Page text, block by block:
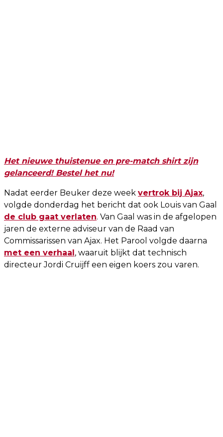
Het nieuwe thuistenue en pre-match shirt zijn
gelanceerd! Bestel het nu!
Nadat eerder Beuker deze week vertrok bij Ajax,
volgde donderdag het bericht dat ook Louis van Gaal
de club gaat verlaten. Van Gaal was in de afgelopen
jaren de externe adviseur van de Raad van
Commissarissen van Ajax. Het Parool volgde daarna
met een verhaal , waaruit blijkt dat technisch
directeur Jordi Cruijff een eigen koers zou varen.